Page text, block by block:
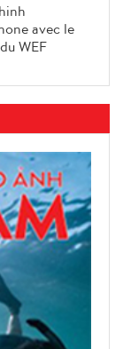
avec le
WEF